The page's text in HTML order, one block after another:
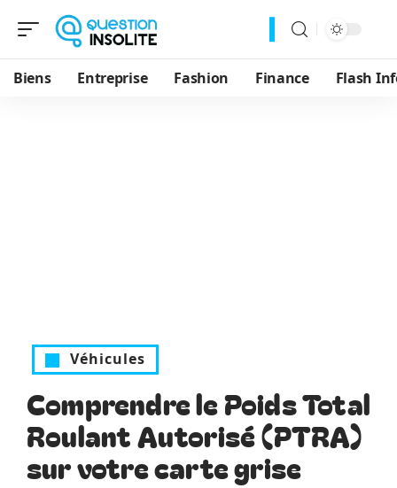
Biens Entreprise Fashion Finance Flash
Véhicules
Comprendre le Poids Total
Roulant Autorisé (PTRA)
sur votre carte grise